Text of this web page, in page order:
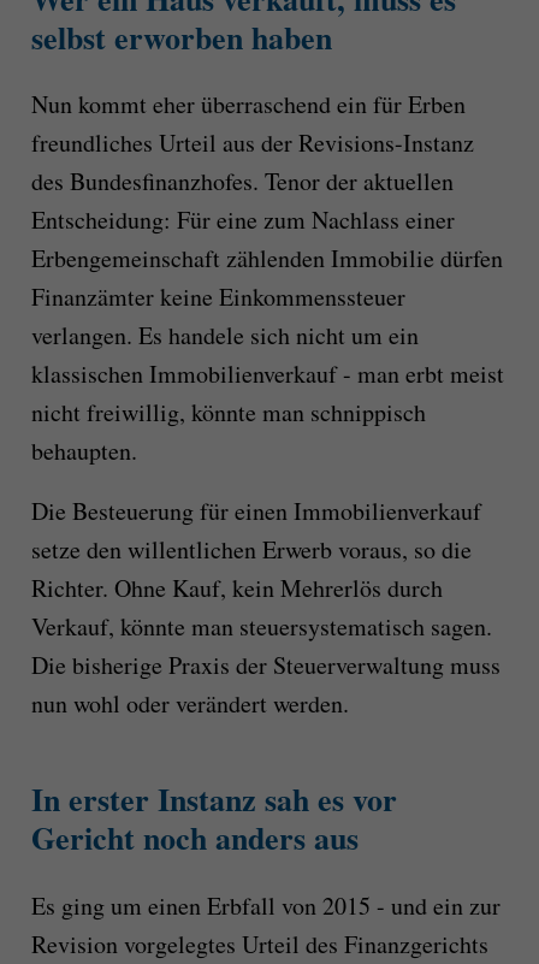
selbst erworben haben
Nun kommt eher überraschend ein für Erben
freundliches Urteil aus der Revisions-Instanz
des Bundesfinanzhofes. Tenor der aktuellen
Entscheidung: Für eine zum Nachlass einer
Erbengemeinschaft zählenden Immobilie dürfen
Finanzämter keine Einkommenssteuer
verlangen. Es handele sich nicht um ein
klassischen Immobilienverkauf - man erbt meist
nicht freiwillig, könnte man schnippisch
behaupten.
Die Besteuerung für einen Immobilienverkauf
setze den willentlichen Erwerb voraus, so die
Richter. Ohne Kauf, kein Mehrerlös durch
Verkauf, könnte man steuersystematisch sagen.
Die bisherige Praxis der Steuerverwaltung muss
nun wohl oder verändert werden.
In erster Instanz sah es vor
Gericht noch anders aus
Es ging um einen Erbfall von 2015 - und ein zur
Revision vorgelegtes Urteil des Finanzgerichts